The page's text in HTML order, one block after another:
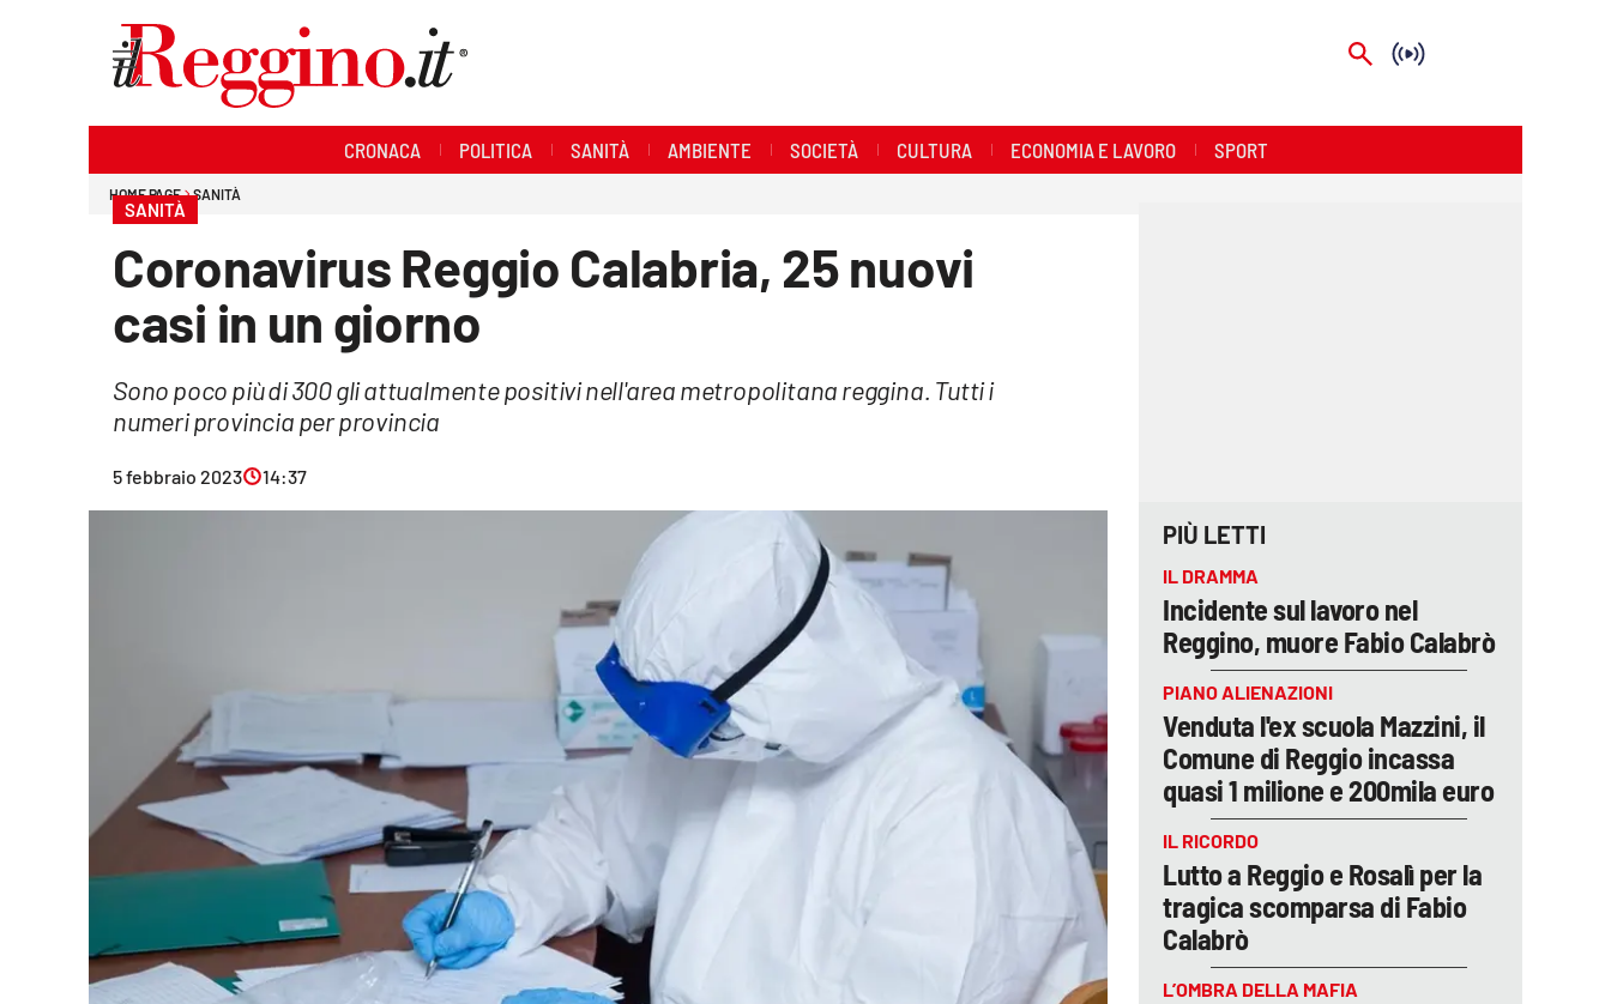
CRONACA POLITICA SANITÀ AMBIENTE SOCIETÀ CULTURA ECONOMIA E LAVORO SPORT
HOME PAGE SANITÀ
SANITÀ
Coronavirus Reggio Calabria, 25 nuovi
casi in un giorno
Sono poco più di 300 gli attualmente positivi nell'area metropolitana reggina. Tutti i
numeri provincia per provincia
5 febbraio 2023 14:37
PIÙ LETTI
IL DRAMMA
Incidente sul lavoro nel
Reggino, muore Fabio Calabrò
PIANO ALIENAZIONI
Venduta l'ex scuola Mazzini, il
Comune di Reggio incassa
quasi 1 milione e 200mila euro
IL RICORDO
Lutto a Reggio e Rosalì per la
tragica scomparsa di Fabio
Calabrò
L’OMBRA DELLA MAFIA